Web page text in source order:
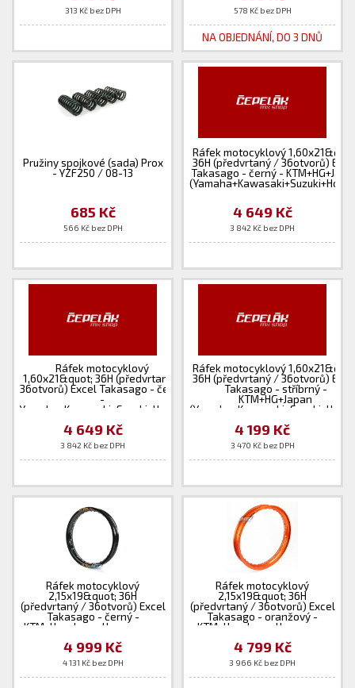
313 Kč bez DPH 578 Kč bez DPH
NA OBJEDNÁNÍ, DO 3 DNŮ
Pružiny spojkové (sada) Prox
- YZF250 / 08-13
685 Kč
566 Kč bez DPH
Ráfek motocyklový
36H (předvrtaný / 36otvorů)
Takasago - černý -
4 649 Kč
3 842 Kč bez DPH
Ráfek motocyklový
1,60x21&quot; 36H (předvrtaný /
36otvorů) Excel Takasago - černý
-
Yamaha+Kawasaki+Suzuki+Honda
4 649 Kč
3 842 Kč bez DPH
Ráfek motocyklový
36H (předvrtaný / 36otvorů)
Takasago - stříbrný -
KTM+HG+Japan
4 199 Kč
3 470 Kč bez DPH
Ráfek motocyklový
2,15x19&quot; 36H
(předvrtaný / 36otvorů) Excel
Takasago - černý -
KTM+Husaberg+Husqvarna +
4 999 Kč
4 131 Kč bez DPH
Ráfek motocyklový
2,15x19&quot; 36H
(předvrtaný / 36otvorů) Excel
Takasago - oranžový -
KTM+Husaberg+Husqvarna
4 799 Kč
3 966 Kč bez DPH